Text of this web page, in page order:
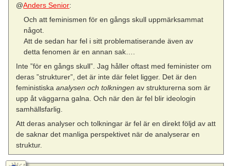
@Anders Senior:
Och att feminismen för en gångs skull uppmärksammat
något.
Att de sedan har fel i sitt problematiserande även av
detta fenomen är en annan sak….
Inte ”för en gångs skull”. Jag håller oftast med feminister om
deras ”strukturer”, det är inte där felet ligger. Det är den
feministiskaanalysen och tolkningen av strukturerna som är
upp åt väggarna galna. Och när den är fel blir ideologin
samhällsfarlig.
Att deras analyser och tolkningar är fel är en direkt följd av att
de saknar det manliga perspektivet när de analyserar en
struktur.